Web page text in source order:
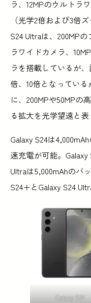
ラ、12MPのウルトラ
（光学2倍および3倍
S24 Ultraは、200MP
ラワイドカメラ、
ラを搭載しているが
倍、10倍となっている
に、200MPや50MPの
る拡大を光学望遠と
Galaxy S24は
速充電が可能。
Ultraは5,000mAhのバ
S24+とGalaxy S24
Galaxy S24